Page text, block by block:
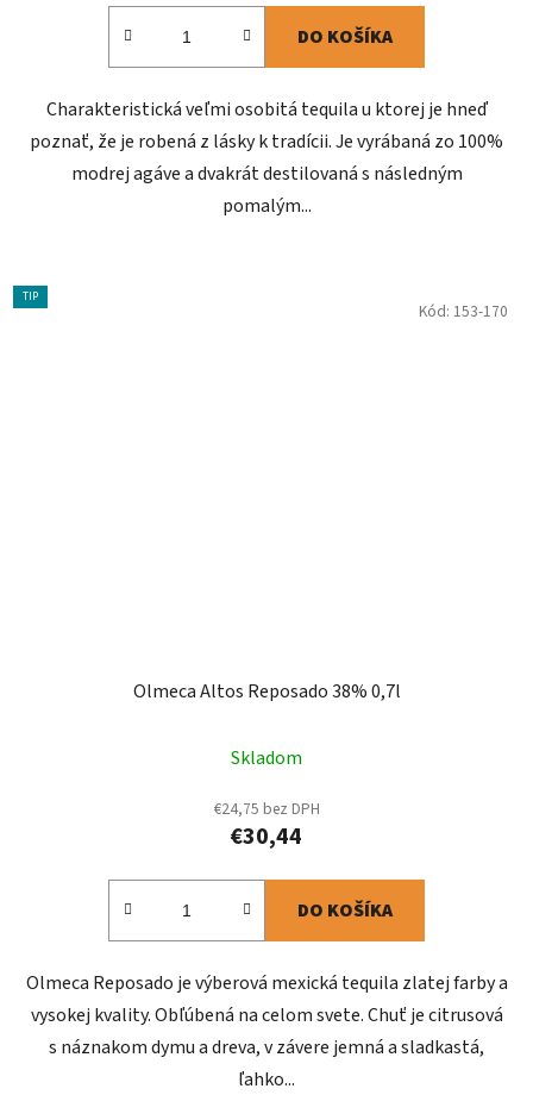
DO KOŠÍKA
Charakteristická veľmi osobitá tequila u ktorej je hneď
poznať, že je robená z lásky k tradícii. Je vyrábaná zo 100%
modrej agáve a dvakrát destilovaná s následným
pomalým...
TIP
Olmeca Altos Reposado 38% 0,7l
Skladom
€24,75 bez DPH
€30,44
DO KOŠÍKA
Olmeca Reposado je výberová mexická tequila zlatej farby a
vysokej kvality. Obľúbená na celom svete. Chuť je citrusová
s náznakom dymu a dreva, v závere jemná a sladkastá,
ľahko...
Kód: 153-170